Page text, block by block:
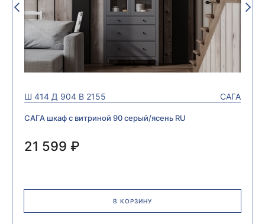
Ш 414 Д 904 В 2155 САГА
САГА шкаф с витриной 90 серый/ясень RU
21 599 ₽
В КОРЗИНУ